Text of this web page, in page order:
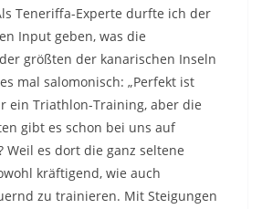
Teneriffa-Experte durfte ich der
Input geben, was die
größten der kanarischen Inseln
mal salomonisch: „Perfekt ist
ein Triathlon-Training, aber die
gibt es schon bei uns auf
Weil es dort die ganz seltene
kräftigend, wie auch
zu trainieren. Mit Steigungen